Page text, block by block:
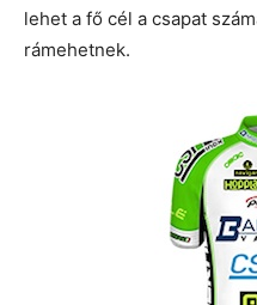
lehet a fő cél a csapat
rámehetnek.